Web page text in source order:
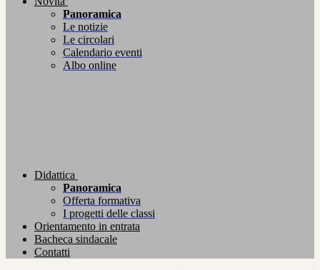
Panoramica
Le notizie
Le circolari
Calendario eventi
Albo online
Didattica
Panoramica
Offerta formativa
I progetti delle classi
Orientamento in entrata
Bacheca sindacale
Contatti